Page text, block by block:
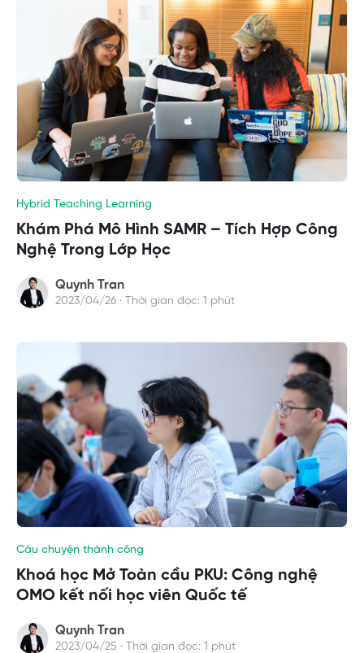
Hybrid Teaching Learning
Khám Phá Mô Hình SAMR – Tích Hợp Công
Nghệ Trong Lớp Học
Quynh Tran
2023/04/26 · Thời gian đọc: 1 phút
Câu chuyện thành công
Khoá học Mở Toàn cầu PKU: Công nghệ
OMO kết nối học viên Quốc tế
Quynh Tran
2023/04/25 · Thời gian đọc: 1 phút